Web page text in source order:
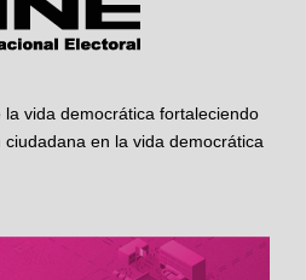
vida democrática fortaleciendo
en la vida democrática